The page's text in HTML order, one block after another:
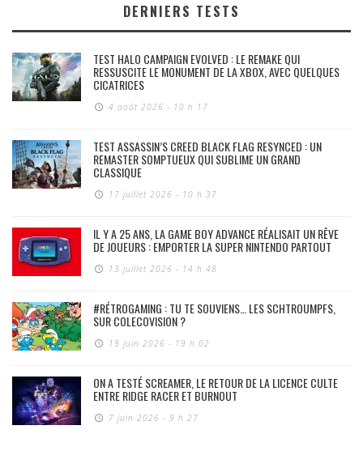
DERNIERS TESTS
TEST HALO CAMPAIGN EVOLVED : LE REMAKE QUI
RESSUSCITE LE MONUMENT DE LA XBOX, AVEC QUELQUES
CICATRICES
4 août 2026 - 10 h 17
TEST ASSASSIN’S CREED BLACK FLAG RESYNCED : UN
REMASTER SOMPTUEUX QUI SUBLIME UN GRAND
CLASSIQUE
17 juillet 2026 - 10 h 37
IL Y A 25 ANS, LA GAME BOY ADVANCE RÉALISAIT UN RÊVE
DE JOUEURS : EMPORTER LA SUPER NINTENDO PARTOUT
13 juillet 2026 - 14 h 48
#RÉTROGAMING : TU TE SOUVIENS… LES SCHTROUMPFS,
SUR COLECOVISION ?
19 juin 2026 - 19 h 02
ON A TESTÉ SCREAMER, LE RETOUR DE LA LICENCE CULTE
ENTRE RIDGE RACER ET BURNOUT
7 juin 2026 - 9 h 27